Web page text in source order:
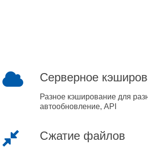
Серверное
Разное кэширование для
автообновление, API
Сжатие файлов